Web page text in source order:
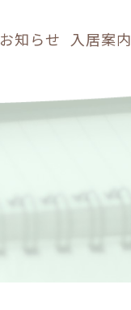
お知らせ 入居案内